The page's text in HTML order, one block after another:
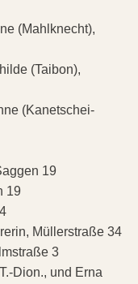
(Mahlknecht),
(Taibon),
(Kanetschei-
19
19
Müllerstraße 34
3
Dion., und Erna